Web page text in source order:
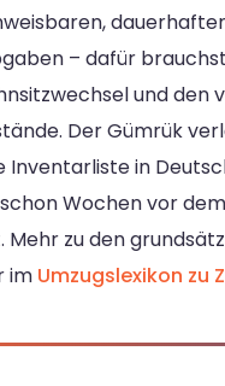
– dafür
und den
Der Gümrük
Inventarliste in
Wochen vor
zu den
im Umzugslexikon zu